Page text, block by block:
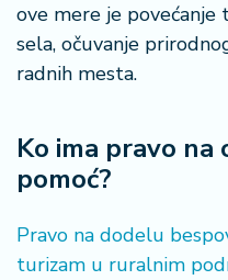
ove mere je
sela, očuvanje
radnih mesta.
Ko ima pravo na
pomoć?
Pravo na dodelu
turizam u ruralnim